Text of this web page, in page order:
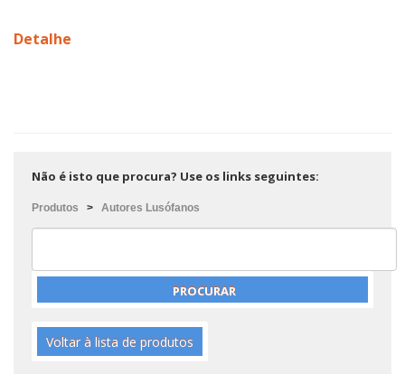
Detalhe
Não é isto que procura? Use os links seguintes:
Produtos > Autores Lusófanos
Voltar à lista de produtos